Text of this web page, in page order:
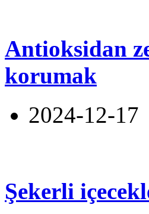
Antioksidan
korumak
2024-12-17
Şekerli